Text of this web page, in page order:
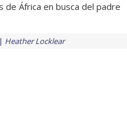
de África en busca del padre
Heather Locklear